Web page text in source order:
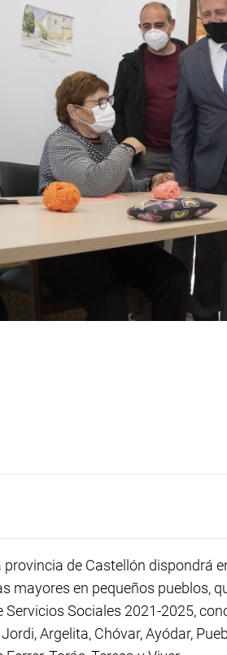
provincia de Castellón dispondrá
mayores en pequeños pueblos,
Sociales 2021-2025,
Argelita, Chóvar, Ayódar,